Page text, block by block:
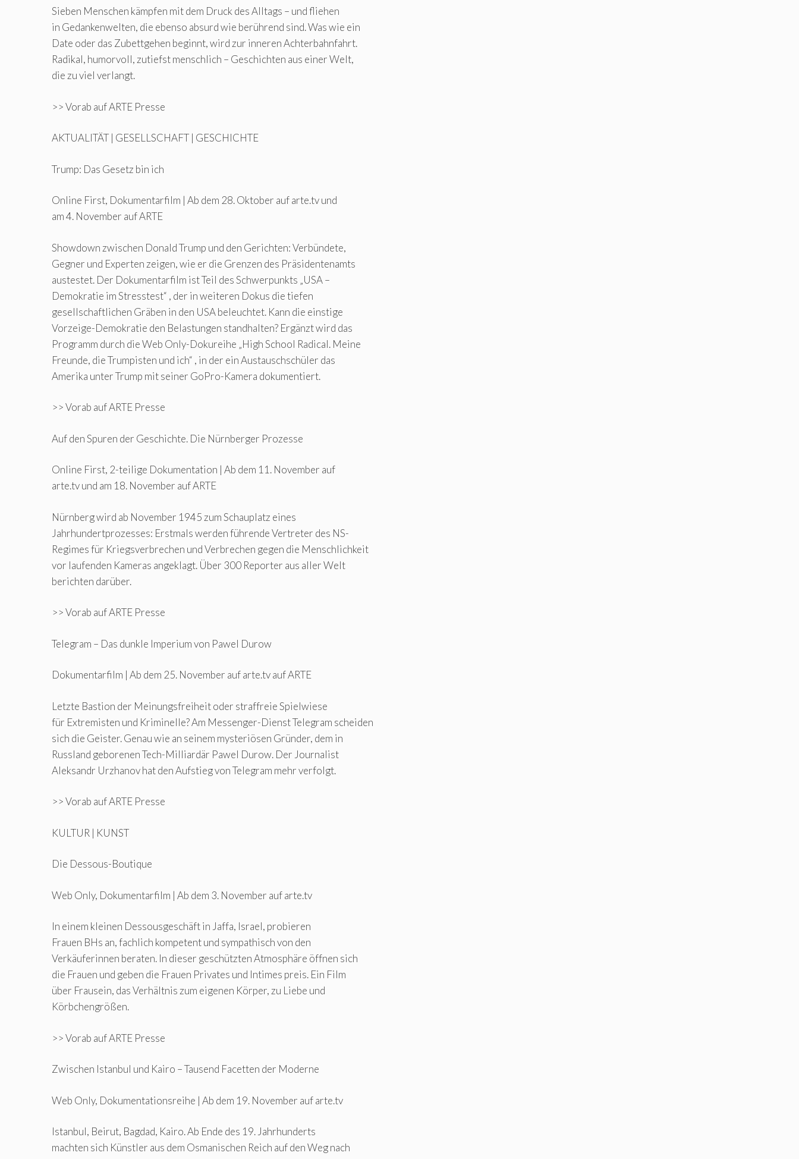
Sieben Menschen kämpfen mit dem Druck des Alltags – und fliehen
in Gedankenwelten, die ebenso absurd wie berührend sind. Was wie ein
Date oder das Zubettgehen beginnt, wird zur inneren Achterbahnfahrt.
Radikal, humorvoll, zutiefst menschlich – Geschichten aus einer Welt,
die zu viel verlangt.
>> Vorab auf ARTE Presse
AKTUALITÄT | GESELLSCHAFT | GESCHICHTE
Trump: Das Gesetz bin ich
Online First, Dokumentarfilm | Ab dem 28. Oktober auf arte.tv und
am 4. November auf ARTE
Showdown zwischen Donald Trump und den Gerichten: Verbündete,
Gegner und Experten zeigen, wie er die Grenzen des Präsidentenamts
austestet. Der Dokumentarfilm ist Teil des Schwerpunkts „USA –
Demokratie im Stresstest“ , der in weiteren Dokus die tiefen
gesellschaftlichen Gräben in den USA beleuchtet. Kann die einstige
Vorzeige-Demokratie den Belastungen standhalten? Ergänzt wird das
Programm durch die Web Only-Dokureihe „High School Radical. Meine
Freunde, die Trumpisten und ich“ , in der ein Austauschschüler das
Amerika unter Trump mit seiner GoPro-Kamera dokumentiert.
>> Vorab auf ARTE Presse
Auf den Spuren der Geschichte. Die Nürnberger Prozesse
Online First, 2-teilige Dokumentation | Ab dem 11. November auf
arte.tv und am 18. November auf ARTE
Nürnberg wird ab November 1945 zum Schauplatz eines
Jahrhundertprozesses: Erstmals werden führende Vertreter des NS-
Regimes für Kriegsverbrechen und Verbrechen gegen die Menschlichkeit
vor laufenden Kameras angeklagt. Über 300 Reporter aus aller Welt
berichten darüber.
>> Vorab auf ARTE Presse
Telegram – Das dunkle Imperium von Pawel Durow
Dokumentarfilm | Ab dem 25. November auf arte.tv auf ARTE
Letzte Bastion der Meinungsfreiheit oder straffreie Spielwiese
für Extremisten und Kriminelle? Am Messenger-Dienst Telegram scheiden
sich die Geister. Genau wie an seinem mysteriösen Gründer, dem in
Russland geborenen Tech-Milliardär Pawel Durow. Der Journalist
Aleksandr Urzhanov hat den Aufstieg von Telegram mehr verfolgt.
>> Vorab auf ARTE Presse
KULTUR | KUNST
Die Dessous-Boutique
Web Only, Dokumentarfilm | Ab dem 3. November auf arte.tv
In einem kleinen Dessousgeschäft in Jaffa, Israel, probieren
Frauen BHs an, fachlich kompetent und sympathisch von den
Verkäuferinnen beraten. In dieser geschützten Atmosphäre öffnen sich
die Frauen und geben die Frauen Privates und Intimes preis. Ein Film
über Frausein, das Verhältnis zum eigenen Körper, zu Liebe und
Körbchengrößen.
>> Vorab auf ARTE Presse
Zwischen Istanbul und Kairo – Tausend Facetten der Moderne
Web Only, Dokumentationsreihe | Ab dem 19. November auf arte.tv
Istanbul, Beirut, Bagdad, Kairo. Ab Ende des 19. Jahrhunderts
machten sich Künstler aus dem Osmanischen Reich auf den Weg nach